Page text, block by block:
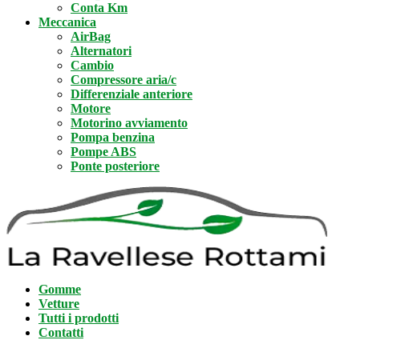
Conta Km
Meccanica
AirBag
Alternatori
Cambio
Compressore aria/c
Differenziale anteriore
Motore
Motorino avviamento
Pompa benzina
Pompe ABS
Ponte posteriore
Gomme
Vetture
Tutti i prodotti
Contatti